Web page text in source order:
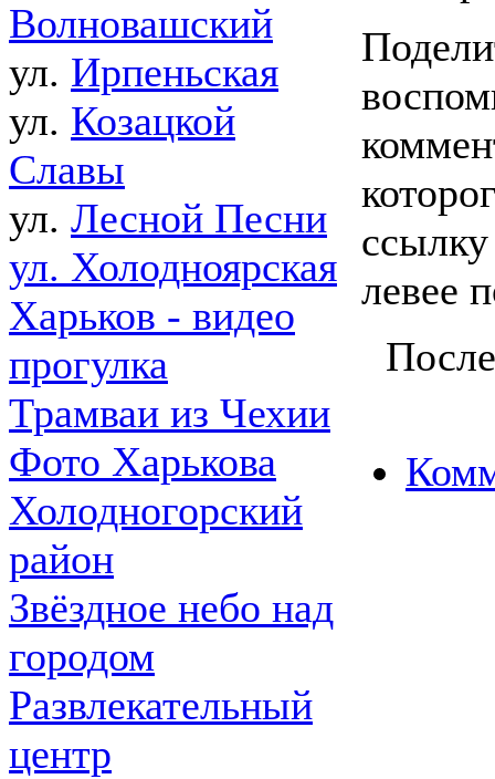
Волновашский
ул. Ирпеньская
ул. Козацкой
Славы
ул. Лесной Песни
ул. Холодноярская
Харьков - видео
прогулка
Трамваи из Чехии
Фото Харькова
Холодногорский
район
Звёздное небо над
городом
Развлекательный
центр
левее